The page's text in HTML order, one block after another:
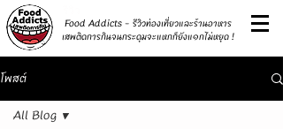
Food Addicts - รีวิวท่องเที่ยวและร้านอาหาร
เสพติดการกินจนกระดุมจะแหกก็ยังแ๑กไม่หยุด !
โพสต์
All Blog